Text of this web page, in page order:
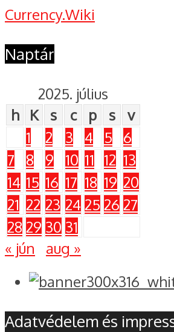
Currency.Wiki
Naptár
2025. július
h
K s c p s
v
1
2 3 4 5
6
7
8 9 10 11 12 13
14 15 16 17 18 19 20
21 22 23 2425 26 27
28 29 30 31
« jún
aug »
Adatvédelem és